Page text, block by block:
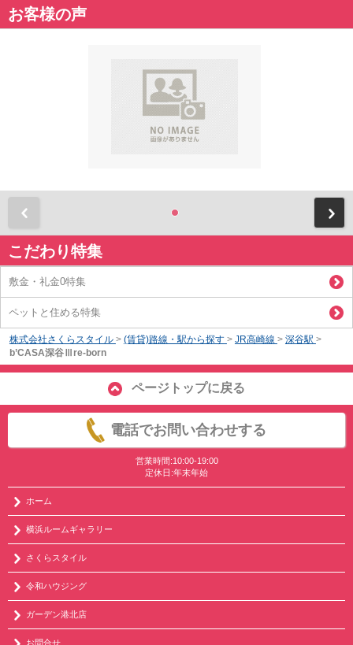
お客様の声
こだわり特集
敷金・礼金0特集
ペットと住める特集
株式会社さくらスタイル > (賃貸)路線・駅から探す > JR高崎線 > 深谷駅 >
b’CASA深谷Ⅲre-born
ページトップに戻る
電話でお問い合わせする
営業時間:10:00-19:00
定休日:年末年始
ホーム
横浜ルームギャラリー
さくらスタイル
令和ハウジング
ガーデン港北店
お問合せ